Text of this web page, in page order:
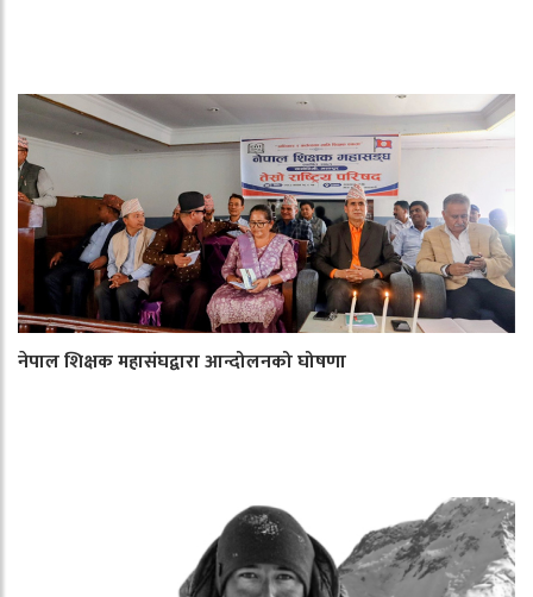
नेपाल शिक्षक महासंघद्वारा आन्दोलनको घोषणा